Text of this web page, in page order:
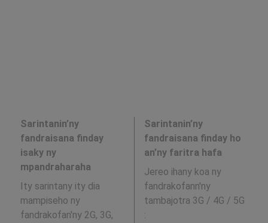
Sarintanin’ny
fandraisana finday
isaky ny
mpandraharaha
Ity sarintany ity dia
mampiseho ny
fandrakofan'ny 2G, 3G,
Sarintanin’ny
fandraisana finday ho
an’ny faritra hafa
Jereo ihany koa ny
fandrakofann'ny
tambajotra 3G / 4G / 5G
: